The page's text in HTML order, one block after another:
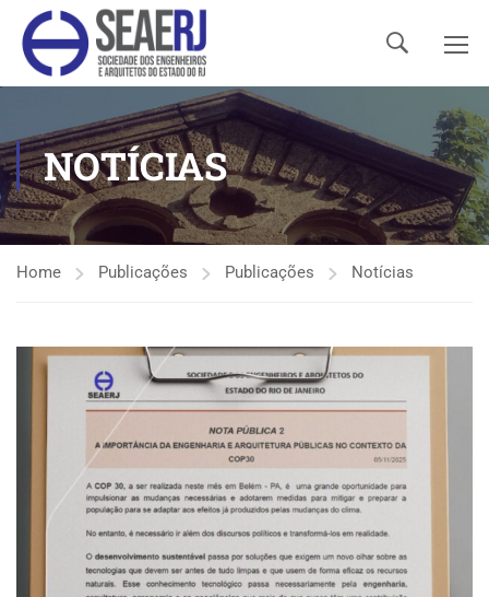
NOTÍCIAS
Home Publicações Publicações Notícias